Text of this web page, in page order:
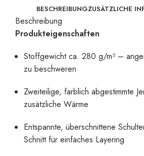
BESCHREIBUNGZUSÄTZLICHE
Beschreibung
Produkteigenschaften
Stoffgewicht ca. 280 g/m² –
zu beschweren
Zweiteilige, farblich abgestimmte
zusätzliche Wärme
Entspannte, überschnittene
Schnitt für einfaches Layering